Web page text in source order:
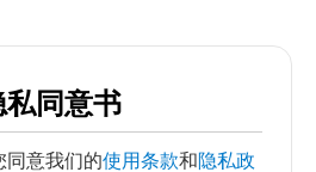
同意书
同意我们的使用条款和隐私政